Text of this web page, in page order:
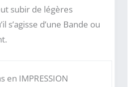
subir de légères
s’agisse d’une Bande ou
en IMPRESSION